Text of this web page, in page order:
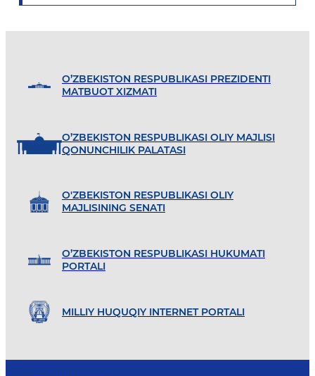
O’ZBEKISTON RESPUBLIKASI PREZIDENTI
MATBUOT XIZMATI
O’ZBEKISTON RESPUBLIKASI OLIY MAJLISI
QONUNCHILIK PALATASI
O'ZBEKISTON RESPUBLIKASI OLIY
MAJLISINING SENATI
O’ZBEKISTON RESPUBLIKASI HUKUMATI
PORTALI
MILLIY HUQUQIY INTERNET PORTALI